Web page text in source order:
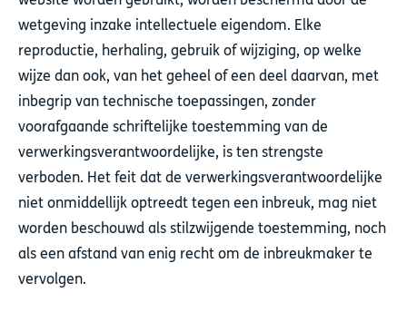
wetgeving inzake intellectuele eigendom. Elke
reproductie, herhaling, gebruik of wijziging, op welke
wijze dan ook, van het geheel of een deel daarvan, met
inbegrip van technische toepassingen, zonder
voorafgaande schriftelijke toestemming van de
verwerkingsverantwoordelijke, is ten strengste
verboden. Het feit dat de verwerkingsverantwoordelijke
niet onmiddellijk optreedt tegen een inbreuk, mag niet
worden beschouwd als stilzwijgende toestemming, noch
als een afstand van enig recht om de inbreukmaker te
vervolgen.